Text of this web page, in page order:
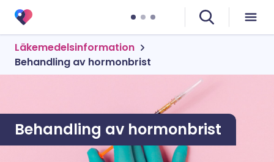
Läkemedelsinformation
Behandling av hormonbrist
Behandling av hormonbrist